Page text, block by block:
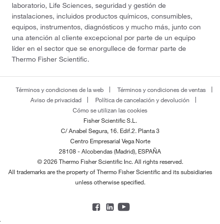
laboratorio, Life Sciences, seguridad y gestión de
instalaciones, incluidos productos químicos, consumibles,
equipos, instrumentos, diagnósticos y mucho más, junto con
una atención al cliente excepcional por parte de un equipo
líder en el sector que se enorgullece de formar parte de
Thermo Fisher Scientific.
Términos y condiciones de la web
Términos y condiciones de ventas
Aviso de privacidad
Política de cancelación y devolución
Cómo se utilizan las cookies
Fisher Scientific S.L.
C/ Anabel Segura, 16. Edif.2. Planta 3
Centro Empresarial Vega Norte
28108 - Alcobendas (Madrid), ESPAÑA
© 2026 Thermo Fisher Scientific Inc. All rights reserved.
All trademarks are the property of Thermo Fisher Scientific and its subsidiaries
unless otherwise specified.